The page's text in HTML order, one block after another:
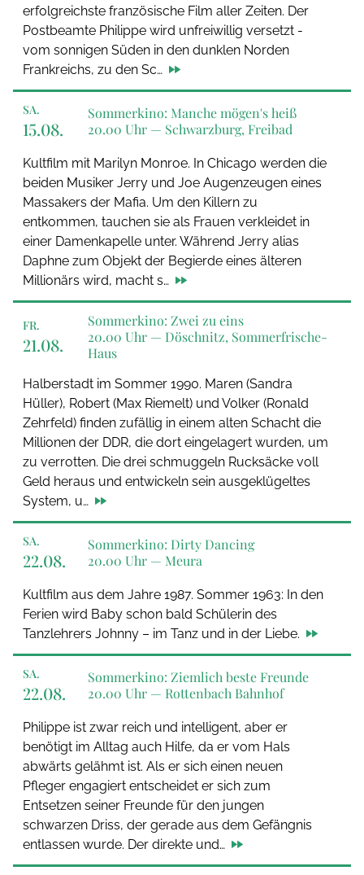
erfolgreichste französische Film aller Zeiten. Der
Postbeamte Philippe wird unfreiwillig versetzt -
vom sonnigen Süden in den dunklen Norden
Frankreichs, zu den Sc…
SA.
15.08.
Sommerkino: Manche mögen's heiß
20.00 Uhr — Schwarzburg, Freibad
Kultfilm mit Marilyn Monroe. In Chicago werden die
beiden Musiker Jerry und Joe Augenzeugen eines
Massakers der Mafia. Um den Killern zu
entkommen, tauchen sie als Frauen verkleidet in
einer Damenkapelle unter. Während Jerry alias
Daphne zum Objekt der Begierde eines älteren
Millionärs wird, macht s…
FR.
21.08.
Sommerkino: Zwei zu eins
20.00 Uhr — Döschnitz, Sommerfrische-
Haus
Halberstadt im Sommer 1990. Maren (Sandra
Hüller), Robert (Max Riemelt) und Volker (Ronald
Zehrfeld) finden zufällig in einem alten Schacht die
Millionen der DDR, die dort eingelagert wurden, um
zu verrotten. Die drei schmuggeln Rucksäcke voll
Geld heraus und entwickeln sein ausgeklügeltes
System, u…
SA.
22.08.
Sommerkino: Dirty Dancing
20.00 Uhr — Meura
Kultfilm aus dem Jahre 1987. Sommer 1963: In den
Ferien wird Baby schon bald Schülerin des
Tanzlehrers Johnny – im Tanz und in der Liebe.
SA.
22.08.
Sommerkino: Ziemlich beste Freunde
20.00 Uhr — Rottenbach Bahnhof
Philippe ist zwar reich und intelligent, aber er
benötigt im Alltag auch Hilfe, da er vom Hals
abwärts gelähmt ist. Als er sich einen neuen
Pfleger engagiert entscheidet er sich zum
Entsetzen seiner Freunde für den jungen
schwarzen Driss, der gerade aus dem Gefängnis
entlassen wurde. Der direkte und…